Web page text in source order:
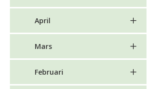
April
Mars
Februari